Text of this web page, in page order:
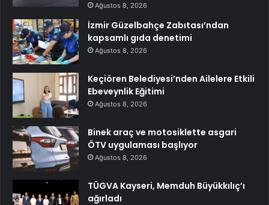
Ağustos 8, 2026
İzmir Güzelbahçe Zabıtası’ndan
kapsamlı gıda denetimi
Ağustos 8, 2026
Keçiören Belediyesi’nden Ailelere Etkili
Ebeveynlik Eğitimi
Ağustos 8, 2026
Binek araç ve motosiklette asgari
ÖTV uygulaması başlıyor
Ağustos 8, 2026
TÜGVA Kayseri, Memduh Büyükkılıç’ı
ağırladı